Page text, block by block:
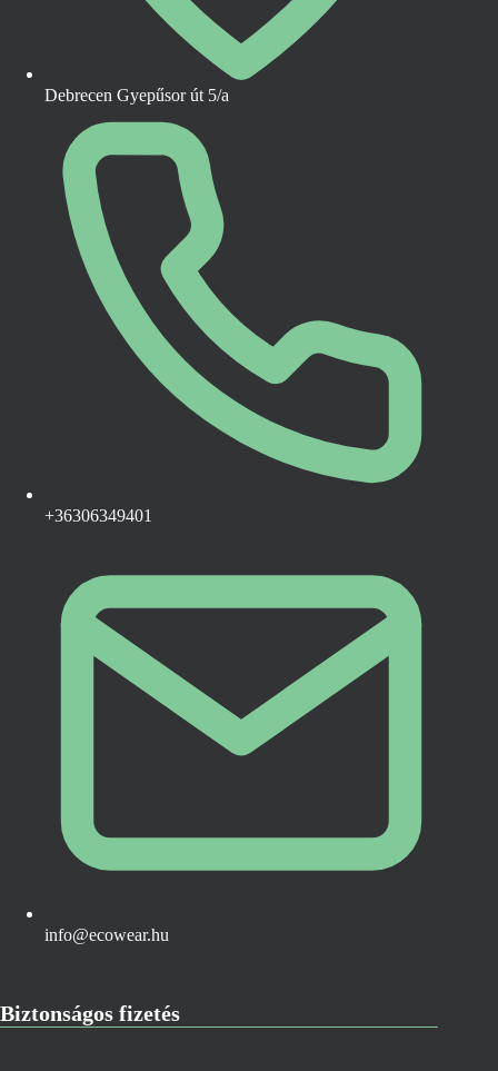
Debrecen Gyepűsor út 5/a
+36306349401
info@ecowear.hu
Biztonságos fizetés